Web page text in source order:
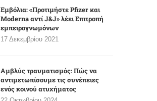
Εμβόλια: «Προτιμήστε Pfizer και
Moderna αντί J&J» λέει Επιτροπή
εμπειρογνωμόνων
17 Δεκεμβρίου 2021
Αμβλύς τραυματισμός: Πώς να
αντιμετωπίσουμε τις συνέπειες
ενός κοινού ατυχήματος